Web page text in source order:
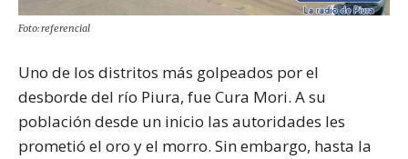
Foto: referencial
Uno de los distritos más golpeados por el
desborde del río Piura, fue Cura Mori. A su
población desde un inicio las autoridades les
prometió el oro y el morro. Sin embargo, hasta la